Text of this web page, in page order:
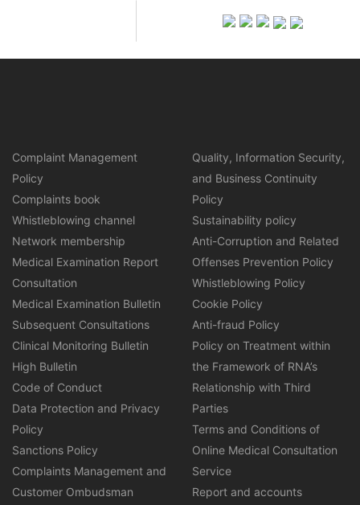
Complaint Management
Policy
Complaints book
Whistleblowing channel
Network membership
Medical Examination Report
Consultation
Medical Examination Bulletin
Subsequent Consultations
Clinical Monitoring Bulletin
High Bulletin
Code of Conduct
Data Protection and Privacy
Policy
Sanctions Policy
Complaints Management and
Customer Ombudsman
Quality, Information Security,
and Business Continuity
Policy
Sustainability policy
Anti-Corruption and Related
Offenses Prevention Policy
Whistleblowing Policy
Cookie Policy
Anti-fraud Policy
Policy on Treatment within
the Framework of RNA’s
Relationship with Third
Parties
Terms and Conditions of
Online Medical Consultation
Service
Report and accounts